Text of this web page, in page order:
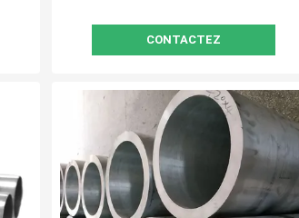
CONTACTEZ